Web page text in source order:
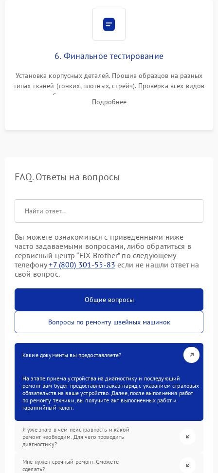
6. Финальное тестирование
Установка корпусных деталей. Прошив образцов на разных
типах тканей (тонких, плотных, стрейч). Проверка всех видов
строчек, работы реверса, выметывания петли и намотчика
шпульки. Контроль плавности хода и отсутствия
Подробнее
FAQ. Ответы на вопросы
Вы можете ознакомиться с приведенными ниже
часто задаваемыми вопросами, либо обратиться в
сервисный центр “FIX-Brother” по следующему
телефону+7 (800) 301-55-83 если не нашли ответ на
свой вопрос.
Общие вопросы
Вопросы по ремонту швейных машинок
Какие документы вы предоставляете?
На этапе приема устройства на диагностику и последующий
ремонт вам будет предоставлен заказ-наряд с указанием страховых
обязательств на ваше устройство. Далее, после выполнения работ
по ремонту техники, вы получите акт выполненных работ и
гарантийный талон.
Я уже знаю в чем неисправность и какой
ремонт необходим. Для чего проводить
диагностику?
Мне нужен срочный ремонт. Сможете
сделать?